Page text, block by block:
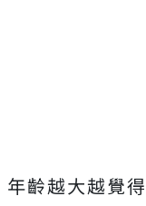
年齡越大越覺